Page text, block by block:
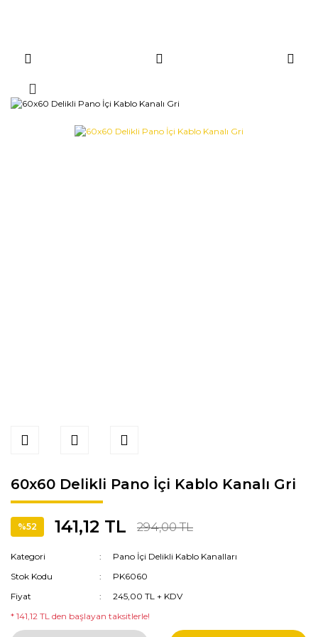
60x60 Delikli Pano İçi Kablo Kanalı Gri
%52 141,12 TL 294,00 TL
Kategori
Pano İçi Delikli Kablo Kanalları
Stok Kodu
PK6060
Fiyat
245,00 TL + KDV
* 141,12 TL den başlayan taksitlerle!